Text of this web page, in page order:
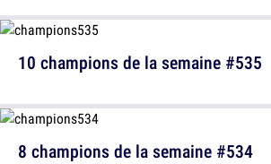
10 champions de la semaine #535
8 champions de la semaine #534